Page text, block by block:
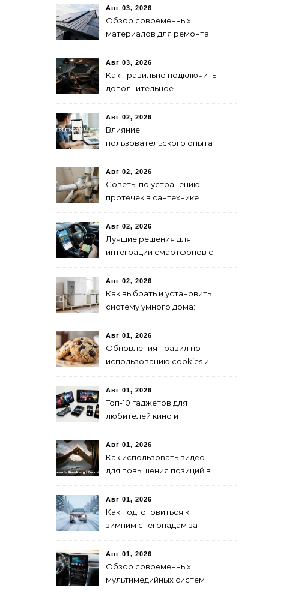
году для продвижения
сайта
Авг 03, 2026
Обзор современных
материалов для ремонта
Авг 03, 2026
Как правильно подключить
дополнительное
пошаговая инструкция
Авг 02, 2026
Влияние
пользовательского опыта
исследования
Авг 02, 2026
Советы по устранению
протечек в сантехнике
Авг 02, 2026
Лучшие решения для
интеграции смартфонов с
Авг 02, 2026
Как выбрать и установить
систему умного дома:
Авг 01, 2026
Обновления правил по
использованию cookies и
Авг 01, 2026
Топ-10 гаджетов для
любителей кино и
Авг 01, 2026
Как использовать видео
для повышения позиций в
Авг 01, 2026
Как подготовиться к
зимним снегопадам за
рекомендации
Авг 01, 2026
Обзор современных
мультимедийных систем